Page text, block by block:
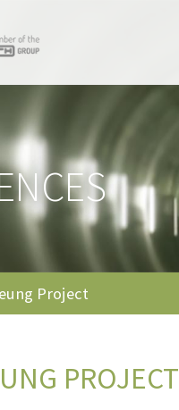
Project
PROJECT